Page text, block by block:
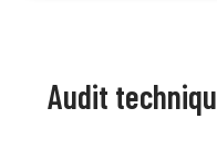
Audit